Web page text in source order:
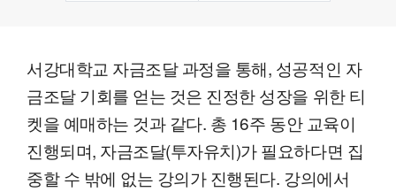
서강대학교 자금조달 과정을 통해, 성공적인 자
금조달 기회를 얻는 것은 진정한 성장을 위한 티
켓을 예매하는 것과 같다. 총 16주 동안 교육이
진행되며, 자금조달(투자유치)가 필요하다면 집
중할 수 밖에 없는 강의가 진행된다. 강의에서